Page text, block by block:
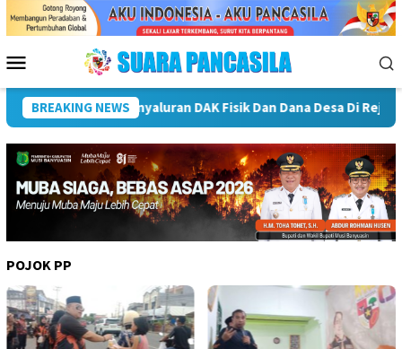
Menu
Mobile
BREAKING NEWS
Plt Bupati Rejang Lebong Terima Audiensi Rumah
POJOK PP